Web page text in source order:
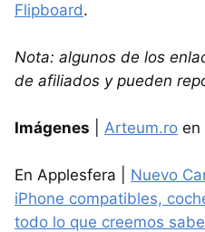
Flipboard.
Nota: algunos de los
de afiliados y pueden
Imágenes Arteum.ro en
En Applesfera | Nuevo
iPhone compatibles,
todo lo que creemos